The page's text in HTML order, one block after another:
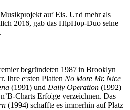
auf Eis. Und mehr als
2016, gab das HipHop-Duo seine
begründeten 1987 in Brooklyn
Ihre ersten Platten No More Mr. Nice
(1991) und Daily Operation (1992)
Charts Erfolge verzeichnen. Das
(1994) schaffte es immerhin auf Platz